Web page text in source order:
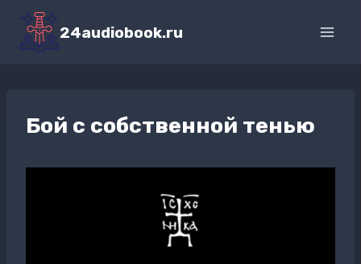
Перейти
содержимому
24audiobook.ru
Бой с собственной тенью